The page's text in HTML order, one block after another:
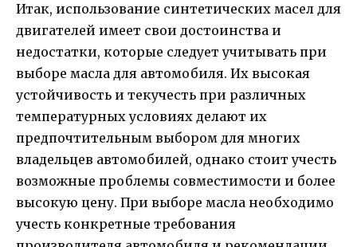
Итак, использование синтетических масел для
двигателей имеет свои достоинства и
недостатки, которые следует учитывать при
выборе масла для автомобиля. Их высокая
устойчивость и текучесть при различных
температурных условиях делают их
предпочтительным выбором для многих
владельцев автомобилей, однако стоит учесть
возможные проблемы совместимости и более
высокую цену. При выборе масла необходимо
учесть конкретные требования